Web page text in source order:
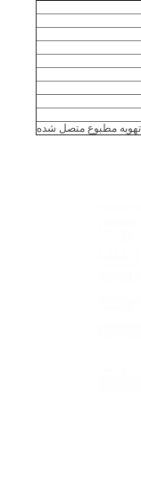
تهویه مطبوع متصل شده